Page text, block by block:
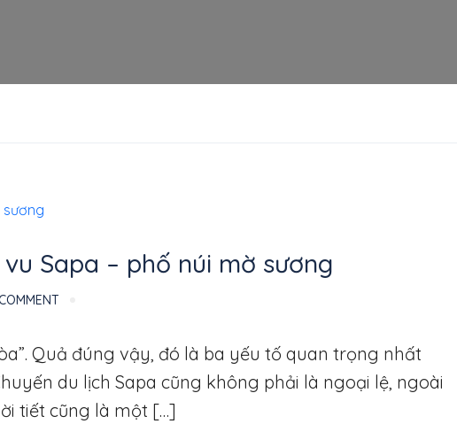
Sapa – phố núi mờ sương
Quả đúng vậy, đó là ba yếu tố quan trọng nhất
du lịch Sapa cũng không phải là ngoại lệ, ngoài
tiết cũng là một […]